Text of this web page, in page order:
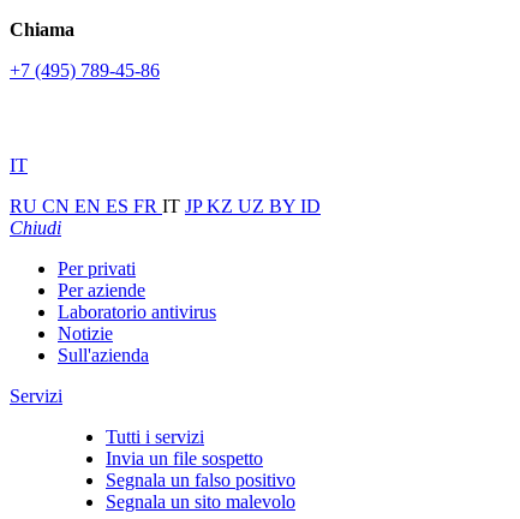
Chiama
+7 (495) 789-45-86
IT
RU CN EN ES FR IT JPKZ UZ BY ID
Chiudi
Per privati
Per aziende
Laboratorio antivirus
Notizie
Sull'azienda
Servizi
Tutti i servizi
Invia un file sospetto
Segnala un falso positivo
Segnala un sito malevolo